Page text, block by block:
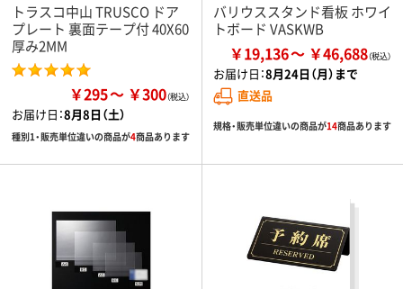
トラスコ中山 TRUSCO ドア
プレート 裏面テープ付 40X60
厚み2MM
￥295 ￥300
お届け日：8月8日（土）
種別1・販売単位違いの商品が4商品あります
バリウススタンド看板 ホワイ
トボード VASKWB
￥19,136 ￥46,688
お届け日：8月24日（月）まで
直送品
規格・販売単位違いの商品が14商品あります